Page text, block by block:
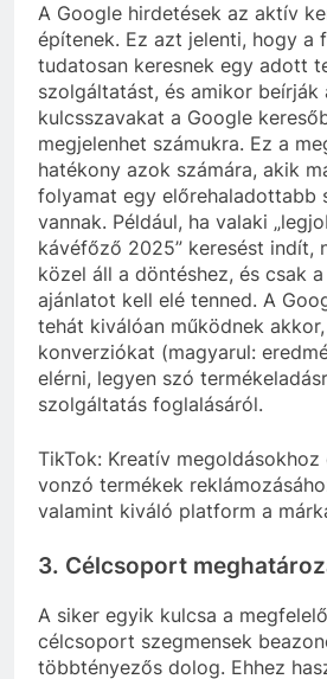
A Google hirdetések az aktív
építenek. Ez azt jelenti, hogy a
tudatosan keresnek egy adott
szolgáltatást, és amikor beírják
kulcsszavakat a Google
megjelenhet számukra. Ez a
hatékony azok számára, akik
folyamat egy előrehaladottabb
vannak. Például, ha valaki
kávéfőző 2025” keresést indít,
közel áll a döntéshez, és csak
ajánlatot kell elé tenned. A
tehát kiválóan működnek
konverziókat (magyarul:
elérni, legyen szó
szolgáltatás foglalásáról.
TikTok: Kreatív megoldásokhoz
vonzó termékek
valamint kiváló platform a
3. Célcsoport
A siker egyik kulcsa a
célcsoport szegmensek
többtényezős dolog. Ehhez